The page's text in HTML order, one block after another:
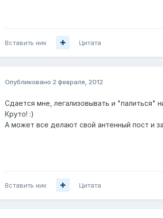
Вставить ник Цитата
Опубликовано 2 февраля, 2012
Сдается мне, легализовывать и "палиться"
Круто! :)
А может все делают свой антенный пост и
Вставить ник Цитата